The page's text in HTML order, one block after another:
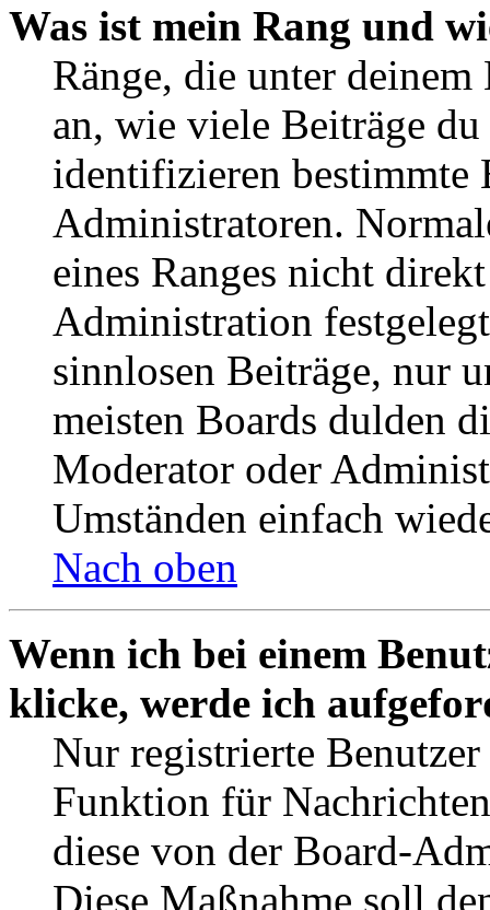
Was ist mein Rang und
Ränge, die unter deinem
an, wie viele Beiträge
identifizieren bestimmte
Administratoren.
eines Ranges nicht
Administration
sinnlosen Beiträge, nur
meisten Boards dulden
Moderator oder
Umständen einfach
Nach oben
Wenn ich bei einem
klicke, werde ich
Nur registrierte
Funktion für
diese von der Board-
Diese Maßnahme soll